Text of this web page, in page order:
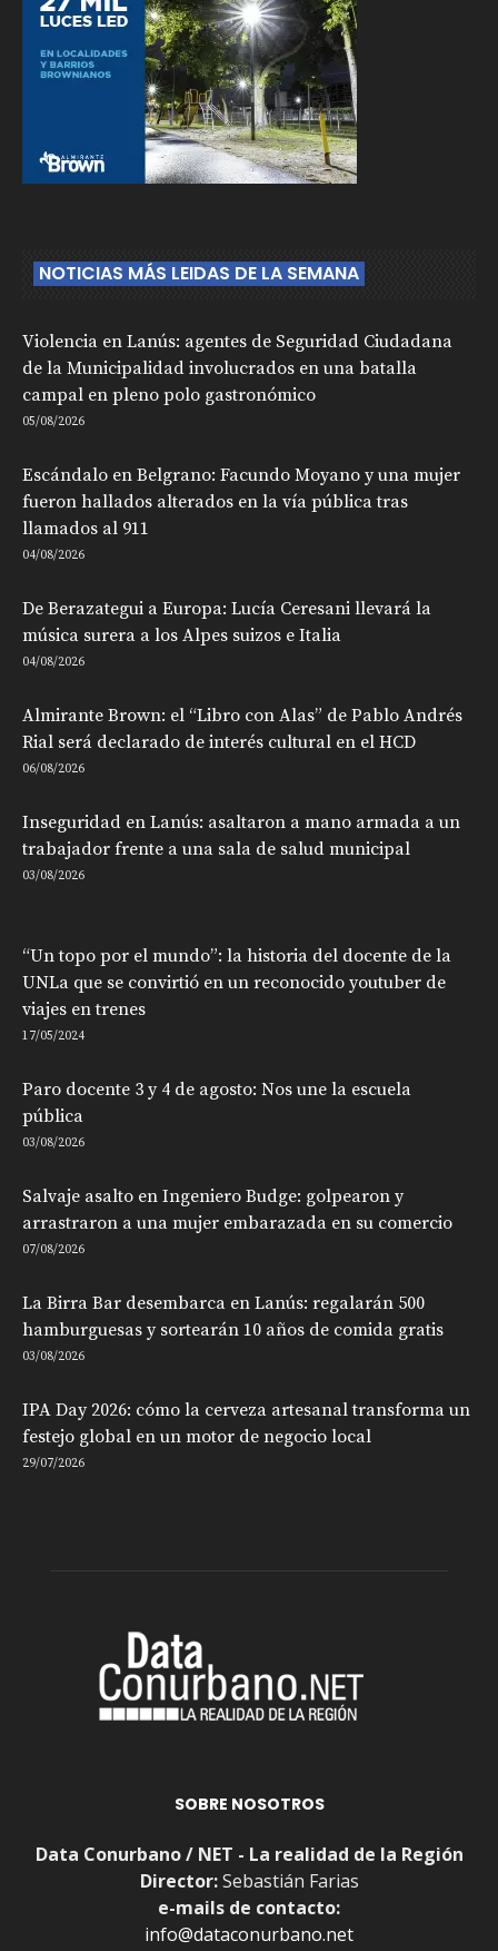
NOTICIAS MÁS LEIDAS DE LA SEMANA
Violencia en Lanús: agentes de Seguridad Ciudadana
de la Municipalidad involucrados en una batalla
campal en pleno polo gastronómico
05/08/2026
Escándalo en Belgrano: Facundo Moyano y una mujer
fueron hallados alterados en la vía pública tras
llamados al 911
04/08/2026
De Berazategui a Europa: Lucía Ceresani llevará la
música surera a los Alpes suizos e Italia
04/08/2026
Almirante Brown: el “Libro con Alas” de Pablo Andrés
Rial será declarado de interés cultural en el HCD
06/08/2026
Inseguridad en Lanús: asaltaron a mano armada a un
trabajador frente a una sala de salud municipal
03/08/2026
“Un topo por el mundo”: la historia del docente de la
UNLa que se convirtió en un reconocido youtuber de
viajes en trenes
17/05/2024
Paro docente 3 y 4 de agosto: Nos une la escuela
pública
03/08/2026
Salvaje asalto en Ingeniero Budge: golpearon y
arrastraron a una mujer embarazada en su comercio
07/08/2026
La Birra Bar desembarca en Lanús: regalarán 500
hamburguesas y sortearán 10 años de comida gratis
03/08/2026
IPA Day 2026: cómo la cerveza artesanal transforma un
festejo global en un motor de negocio local
29/07/2026
SOBRE NOSOTROS
Data Conurbano / NET - La realidad de la Región
Director:Sebastián Farias
e-mails de contacto:
info@dataconurbano.net